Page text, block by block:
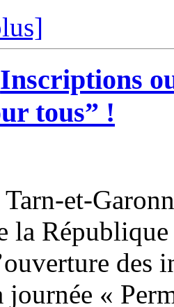
Inscriptions
tous” !
et-
la
des
journée «